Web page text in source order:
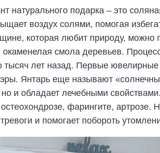
натурального подарка – это
воздух солями, помогая
которая любит природу, можно
окаменелая смола деревьев.
тысяч лет назад. Первые
Янтарь еще называют
и обладает лечебными
фарингите, артрозе.
и помогает побороть